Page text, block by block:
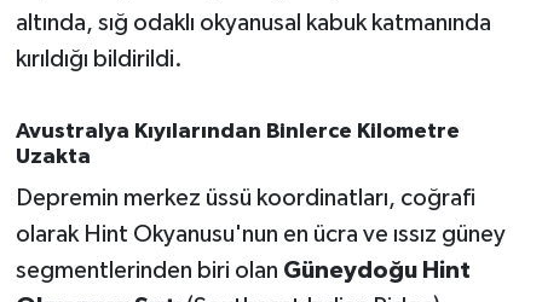
altında, sığ odaklı okyanusal kabuk katmanında
kırıldığı bildirildi.
Avustralya Kıyılarından Binlerce Kilometre
Uzakta
Depremin merkez üssü koordinatları, coğrafi
olarak Hint Okyanusu'nun en ücra ve ıssız güney
segmentlerinden biri olan Güneydoğu Hint
OTOMOTİV
SAĞLIK
Savaştepe